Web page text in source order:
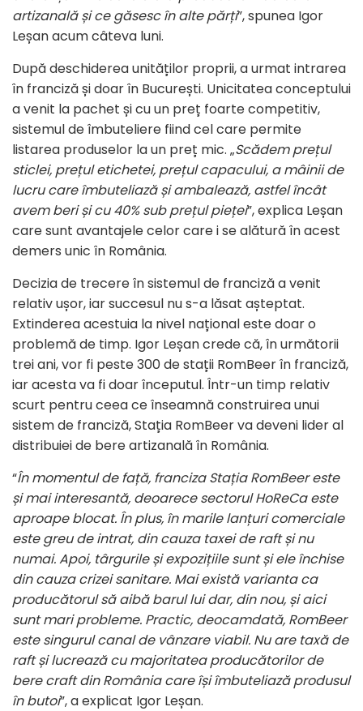
artizanală și ce găsesc în alte părți”, spunea Igor
Leșan acum câteva luni.
După deschiderea unităților proprii, a urmat intrarea
în franciză și doar în București. Unicitatea conceptului
a venit la pachet și cu un preț foarte competitiv,
sistemul de îmbuteliere fiind cel care permite
listarea produselor la un preț mic. „Scădem prețul
sticlei, prețul etichetei, prețul capacului, a mâinii de
lucru care îmbuteliază și ambalează, astfel încât
avem beri și cu 40% sub prețul pieței”, explica Leșan
care sunt avantajele celor care i se alătură în acest
demers unic în România.
Decizia de trecere în sistemul de franciză a venit
relativ ușor, iar succesul nu s-a lăsat așteptat.
Extinderea acestuia la nivel național este doar o
problemă de timp. Igor Leșan crede că, în următorii
trei ani, vor fi peste 300 de stații RomBeer în franciză,
iar acesta va fi doar începutul. Într-un timp relativ
scurt pentru ceea ce înseamnă construirea unui
sistem de franciză, Stația RomBeer va deveni lider al
distribuiei de bere artizanală în România.
“În momentul de față, franciza Stația RomBeer este
și mai interesantă, deoarece sectorul HoReCa este
aproape blocat. În plus, în marile lanțuri comerciale
este greu de intrat, din cauza taxei de raft și nu
numai. Apoi, târgurile și expozițiile sunt și ele închise
din cauza crizei sanitare. Mai există varianta ca
producătorul să aibă barul lui dar, din nou, și aici
sunt mari probleme. Practic, deocamdată, RomBeer
este singurul canal de vânzare viabil. Nu are taxă de
raft și lucrează cu majoritatea producătorilor de
bere craft din România care își îmbuteliază produsul
în butoi”, a explicat Igor Leșan.